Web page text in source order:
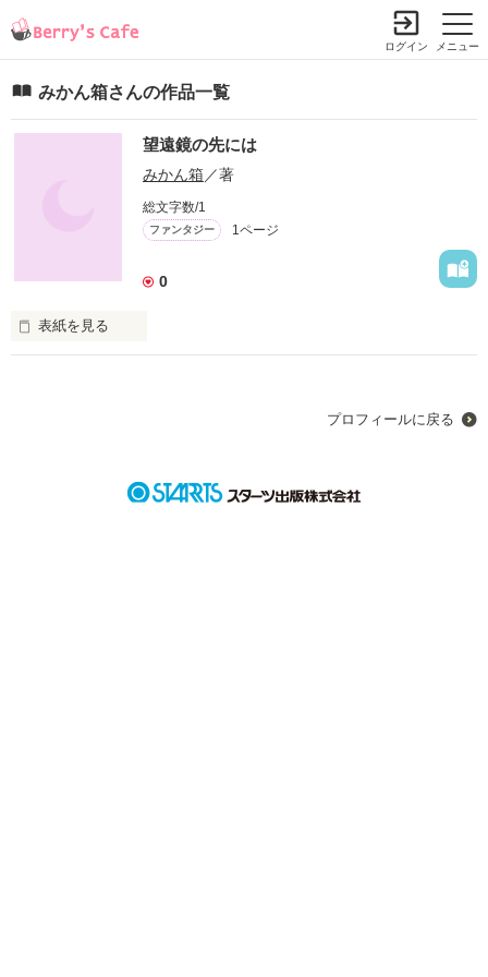
メニュー
ログイン
みかん箱さんの作品一覧
望遠鏡の先には
みかん箱／著
総文字数/1
ファンタジー 1ページ
0
表紙を見る
プロフィールに戻る